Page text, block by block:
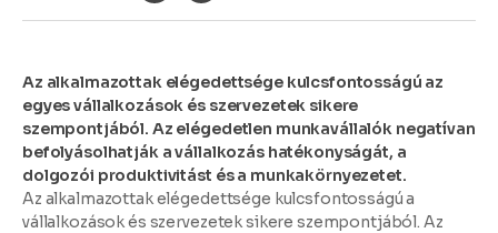
Az alkalmazottak elégedettsége kulcsfontosságú az
egyes vállalkozások és szervezetek sikere
szempontjából. Az elégedetlen munkavállalók negatívan
befolyásolhatják a vállalkozás hatékonyságát, a
dolgozói produktivitást és a munkakörnyezetet.
Az alkalmazottak elégedettsége kulcsfontosságú a
vállalkozások és szervezetek sikere szempontjából. Az